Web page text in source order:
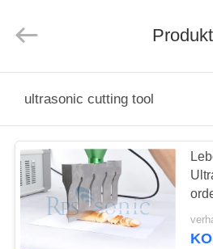
PRODUKTE
ÜBER
UNS
Ltd..
ultrasonic cutting tool